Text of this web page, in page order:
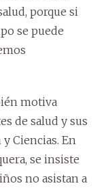
porque si
se puede
motiva
de salud y sus
Ciencias. En
se insiste
no asistan a